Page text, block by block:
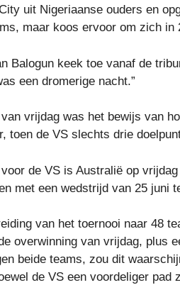
uit Nigeriaanse ouders en
maar koos ervoor om zich in
Balogun keek toe vanaf de
een dromerige nacht.”
vrijdag was het bewijs van
toen de VS slechts drie
de VS is Australië op
met een wedstrijd van 25 juni
van het toernooi naar 48
overwinning van vrijdag, plus
beide teams, zou dit
de VS een voordeliger